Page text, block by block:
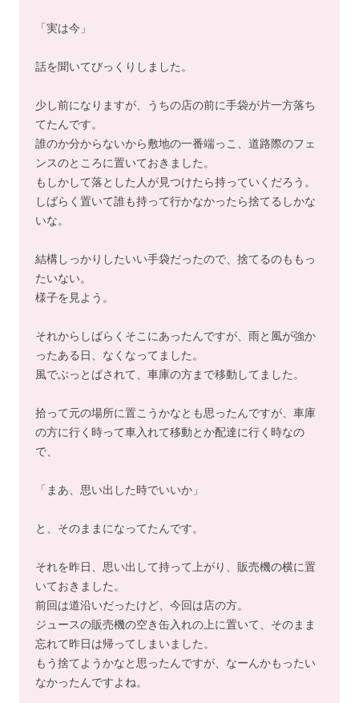
「実は今」
話を聞いてびっくりしました。
少し前になりますが、うちの店の前に手袋が片一方落ち
てたんです。
誰のか分からないから敷地の一番端っこ、道路際のフェ
ンスのところに置いておきました。
もしかして落とした人が見つけたら持っていくだろう。
しばらく置いて誰も持って行かなかったら捨てるしかな
いな。
結構しっかりしたいい手袋だったので、捨てるのももっ
たいない。
様子を見よう。
それからしばらくそこにあったんですが、雨と風が強か
ったある日、なくなってました。
風でぶっとばされて、車庫の方まで移動してました。
拾って元の場所に置こうかなとも思ったんですが、車庫
の方に行く時って車入れて移動とか配達に行く時なの
で、
「まあ、思い出した時でいいか」
と、そのままになってたんです。
それを昨日、思い出して持って上がり、販売機の横に置
いておきました。
前回は道沿いだったけど、今回は店の方。
ジュースの販売機の空き缶入れの上に置いて、そのまま
忘れて昨日は帰ってしまいました。
もう捨てようかなと思ったんですが、なーんかもったい
なかったんですよね。